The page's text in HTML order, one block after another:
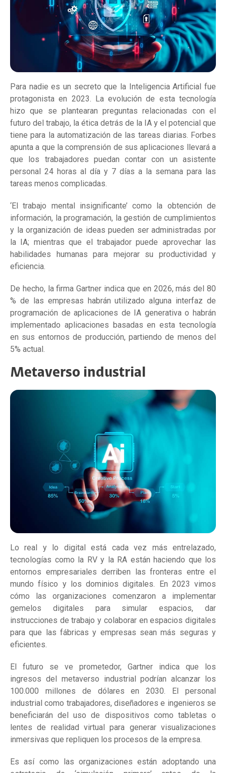
Para nadie es un secreto que la Inteligencia Artificial fue
protagonista en 2023. La evolución de esta tecnología
hizo que se plantearan preguntas relacionadas con el
futuro del trabajo, la ética detrás de la IA y el potencial que
tiene para la automatización de las tareas diarias. Forbes
apunta a que la comprensión de sus aplicaciones llevará a
que los trabajadores puedan contar con un asistente
personal 24 horas al día y 7 días a la semana para las
tareas menos complicadas.
‘El trabajo mental insignificante’ como la obtención de
información, la programación, la gestión de cumplimientos
y la organización de ideas pueden ser administradas por
la IA; mientras que el trabajador puede aprovechar las
habilidades humanas para mejorar su productividad y
eficiencia.
De hecho, la firma Gartner indica que en 2026, más del 80
% de las empresas habrán utilizado alguna interfaz de
programación de aplicaciones de IA generativa o habrán
implementado aplicaciones basadas en esta tecnología
en sus entornos de producción, partiendo de menos del
5% actual.
Metaverso industrial
Lo real y lo digital está cada vez más entrelazado,
tecnologías como la RV y la RA están haciendo que los
entornos empresariales derriben las fronteras entre el
mundo físico y los dominios digitales. En 2023 vimos
cómo las organizaciones comenzaron a implementar
gemelos digitales para simular espacios, dar
instrucciones de trabajo y colaborar en espacios digitales
para que las fábricas y empresas sean más seguras y
eficientes.
El futuro se ve prometedor, Gartner indica que los
ingresos del metaverso industrial podrían alcanzar los
100.000 millones de dólares en 2030. El personal
industrial como trabajadores, diseñadores e ingenieros se
beneficiarán del uso de dispositivos como tabletas o
lentes de realidad virtual para generar visualizaciones
inmersivas que repliquen los procesos de la empresa.
Es así como las organizaciones están adoptando una